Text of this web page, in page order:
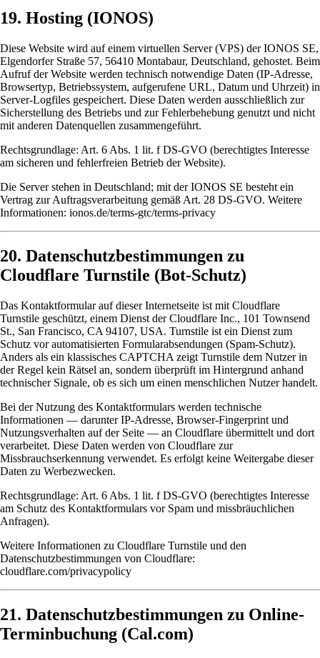
19. Hosting (IONOS)
Diese Website wird auf einem virtuellen Server (VPS) der IONOS SE,
Elgendorfer Straße 57, 56410 Montabaur, Deutschland, gehostet. Beim
Aufruf der Website werden technisch notwendige Daten (IP-Adresse,
Browsertyp, Betriebssystem, aufgerufene URL, Datum und Uhrzeit) in
Server-Logfiles gespeichert. Diese Daten werden ausschließlich zur
Sicherstellung des Betriebs und zur Fehlerbehebung genutzt und nicht
mit anderen Datenquellen zusammengeführt.
Rechtsgrundlage: Art. 6 Abs. 1 lit. f DS-GVO (berechtigtes Interesse
am sicheren und fehlerfreien Betrieb der Website).
Die Server stehen in Deutschland; mit der IONOS SE besteht ein
Vertrag zur Auftragsverarbeitung gemäß Art. 28 DS-GVO. Weitere
Informationen: ionos.de/terms-gtc/terms-privacy
20. Datenschutzbestimmungen zu
Cloudflare Turnstile (Bot-Schutz)
Das Kontaktformular auf dieser Internetseite ist mit Cloudflare
Turnstile geschützt, einem Dienst der Cloudflare Inc., 101 Townsend
St., San Francisco, CA 94107, USA. Turnstile ist ein Dienst zum
Schutz vor automatisierten Formularabsendungen (Spam-Schutz).
Anders als ein klassisches CAPTCHA zeigt Turnstile dem Nutzer in
der Regel kein Rätsel an, sondern überprüft im Hintergrund anhand
technischer Signale, ob es sich um einen menschlichen Nutzer handelt.
Bei der Nutzung des Kontaktformulars werden technische
Informationen — darunter IP-Adresse, Browser-Fingerprint und
Nutzungsverhalten auf der Seite — an Cloudflare übermittelt und dort
verarbeitet. Diese Daten werden von Cloudflare zur
Missbrauchserkennung verwendet. Es erfolgt keine Weitergabe dieser
Daten zu Werbezwecken.
Rechtsgrundlage: Art. 6 Abs. 1 lit. f DS-GVO (berechtigtes Interesse
am Schutz des Kontaktformulars vor Spam und missbräuchlichen
Anfragen).
Weitere Informationen zu Cloudflare Turnstile und den
Datenschutzbestimmungen von Cloudflare:
cloudflare.com/privacypolicy
21. Datenschutzbestimmungen zu Online-
Terminbuchung (Cal.com)